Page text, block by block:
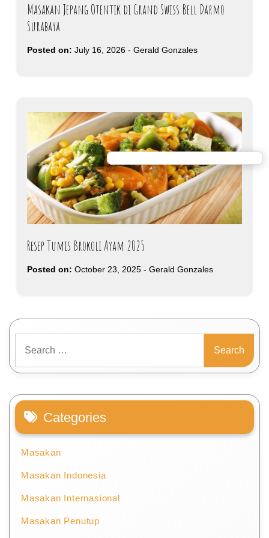
Masakan Jepang Otentik di Grand Swiss Bell Darmo
Surabaya
Posted on: July 16, 2026 - Gerald Gonzales
Resep Tumis Brokoli Ayam 2025
Posted on: October 23, 2025 - Gerald Gonzales
for:
Categories
Masakan
Masakan Indonesia
Masakan Internasional
Masakan Penutup